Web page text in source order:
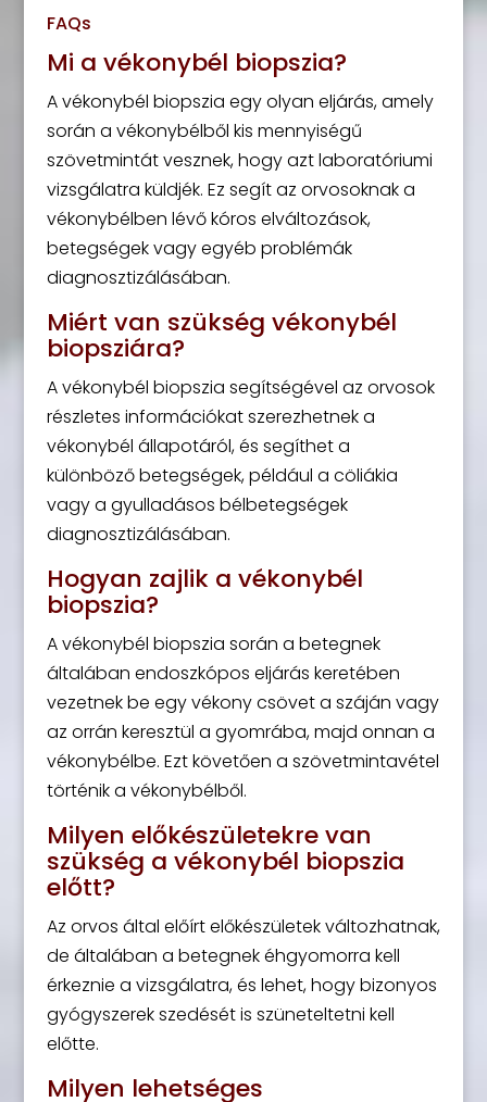
FAQs
Mi a vékonybél biopszia?
A vékonybél biopszia egy olyan eljárás, amely
során a vékonybélből kis mennyiségű
szövetmintát vesznek, hogy azt laboratóriumi
vizsgálatra küldjék. Ez segít az orvosoknak a
vékonybélben lévő kóros elváltozások,
betegségek vagy egyéb problémák
diagnosztizálásában.
Miért van szükség vékonybél
biopsziára?
A vékonybél biopszia segítségével az orvosok
részletes információkat szerezhetnek a
vékonybél állapotáról, és segíthet a
különböző betegségek, például a cöliákia
vagy a gyulladásos bélbetegségek
diagnosztizálásában.
Hogyan zajlik a vékonybél
biopszia?
A vékonybél biopszia során a betegnek
általában endoszkópos eljárás keretében
vezetnek be egy vékony csövet a száján vagy
az orrán keresztül a gyomrába, majd onnan a
vékonybélbe. Ezt követően a szövetmintavétel
történik a vékonybélből.
Milyen előkészületekre van
szükség a vékonybél biopszia
előtt?
Az orvos által előírt előkészületek változhatnak,
de általában a betegnek éhgyomorra kell
érkeznie a vizsgálatra, és lehet, hogy bizonyos
gyógyszerek szedését is szüneteltetni kell
előtte.
Milyen lehetséges